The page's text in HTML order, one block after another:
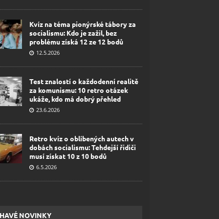
Kvíz na téma pionýrské tábory za
socialismu: Kdo je zažil, bez
problému získá 12 ze 12 bodů
12.5.2026
Test znalostí o každodenní realitě
za komunismu: 10 retro otázek
ukáže, kdo má dobrý přehled
23.6.2026
Retro kvíz o oblíbených autech v
dobách socialismu: Tehdejší řidiči
musí získat 10 z 10 bodů
6.5.2026
NOVINKY